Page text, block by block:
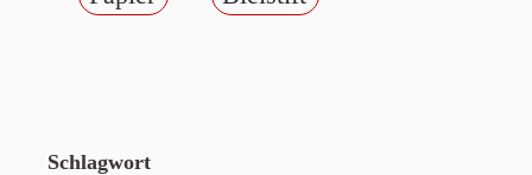
Schlagwort